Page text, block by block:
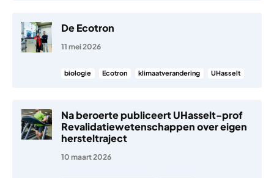
De Ecotron
11 mei 2026
biologie Ecotron klimaatverandering UHasselt
Na beroerte publiceert UHasselt-prof
Revalidatiewetenschappen over eigen
hersteltraject
10 maart 2026